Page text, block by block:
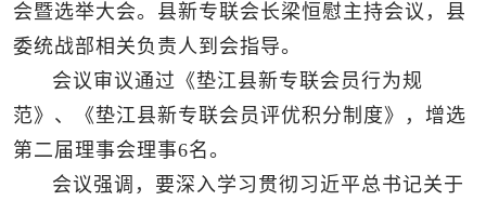
会暨选举大会。县新专联会长梁恒慰主持会议，县
委统战部相关负责人到会指导。
会议审议通过《垫江县新专联会员行为规
范》、《垫江县新专联会员评优积分制度》，增选
第二届理事会理事6名。
会议强调，要深入学习贯彻习近平总书记关于